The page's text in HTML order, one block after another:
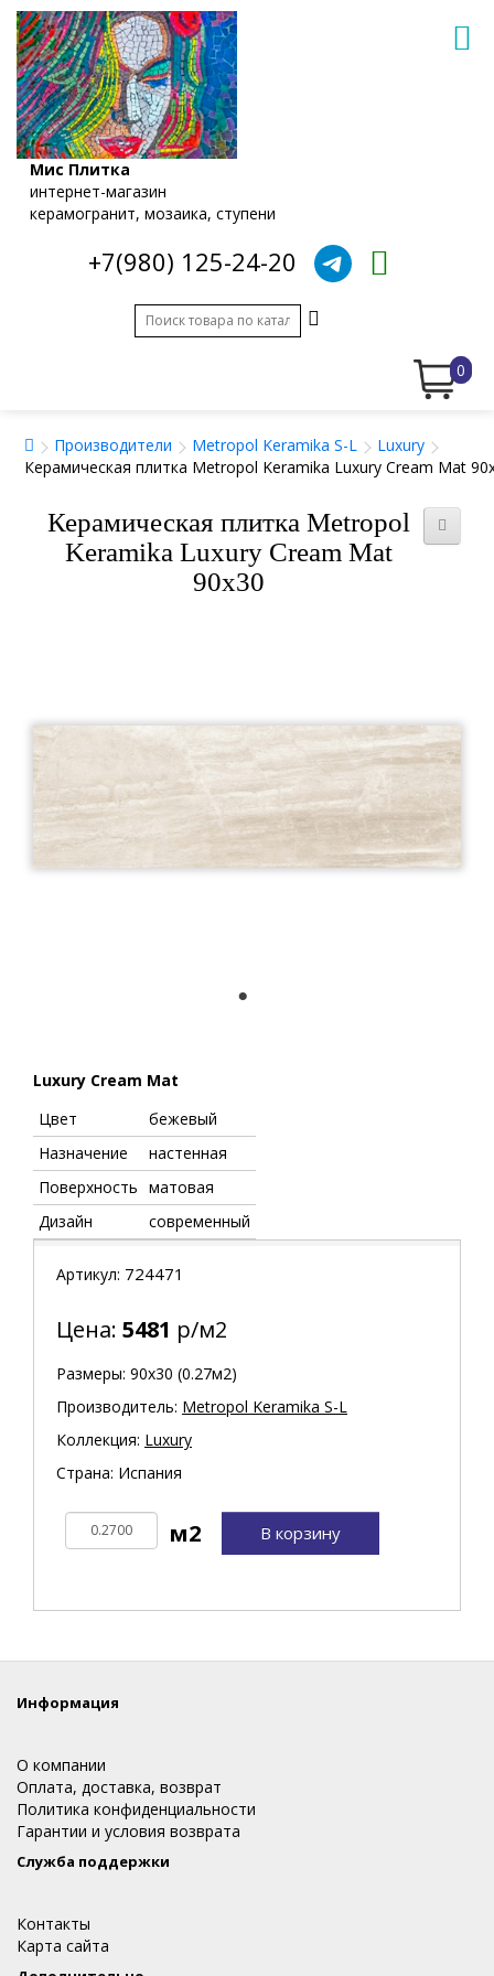
Мис Плитка
интернет-магазин
керамогранит, мозаика, ступени
+7(980) 125-24-20
0
Производители Metropol Keramika S-L
Luxury
Керамическая плитка Metropol Keramika Luxury Cream Mat
Керамическая плитка Metropol
Keramika Luxury Cream Mat
90x30
Luxury Cream Mat
Цвет
бежевый
Назначение
настенная
Поверхность матовая
Дизайн
современный
Артикул: 724471
Цена: 5481 р/м2
Размеры: 90х30 (0.27м2)
Производитель: Metropol Keramika S-L
Коллекция: Luxury
Страна: Испания
В корзину
Информация
О компании
Оплата, доставка, возврат
Политика конфиденциальности
Гарантии и условия возврата
Служба поддержки
Контакты
Карта сайта